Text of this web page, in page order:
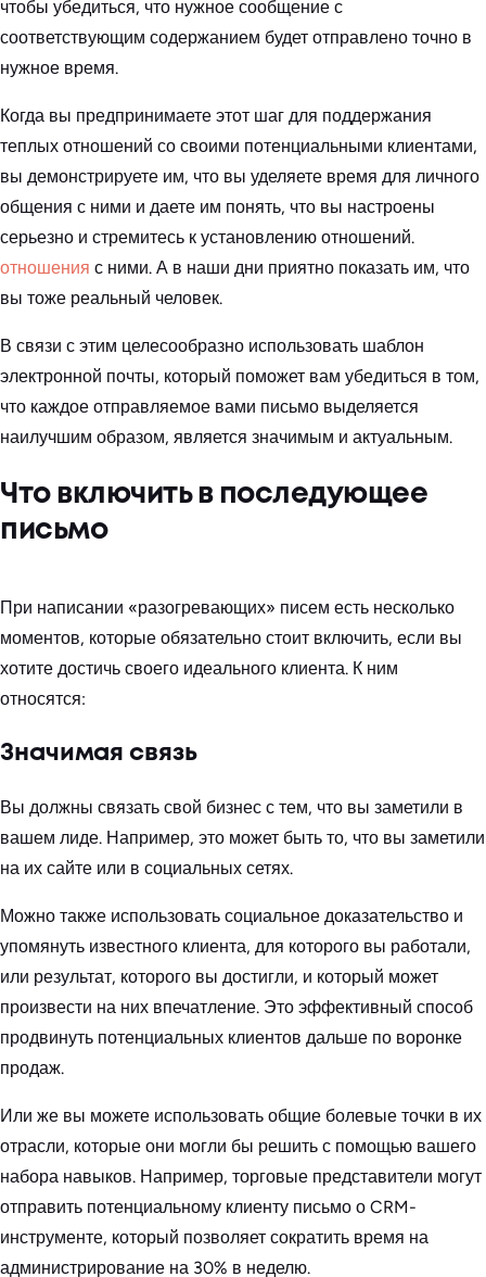
чтобы убедиться, что нужное сообщение с
соответствующим содержанием будет отправлено точно в
нужное время.
Когда вы предпринимаете этот шаг для поддержания
теплых отношений со своими потенциальными клиентами,
вы демонстрируете им, что вы уделяете время для личного
общения с ними и даете им понять, что вы настроены
серьезно и стремитесь к установлению отношений.
отношения с ними. А в наши дни приятно показать им, что
вы тоже реальный человек.
В связи с этим целесообразно использовать шаблон
электронной почты, который поможет вам убедиться в том,
что каждое отправляемое вами письмо выделяется
наилучшим образом, является значимым и актуальным.
Что включить в последующее
письмо
При написании «разогревающих» писем есть несколько
моментов, которые обязательно стоит включить, если вы
хотите достичь своего идеального клиента. К ним
относятся:
Значимая связь
Вы должны связать свой бизнес с тем, что вы заметили в
вашем лиде. Например, это может быть то, что вы заметили
на их сайте или в социальных сетях.
Можно также использовать социальное доказательство и
упомянуть известного клиента, для которого вы работали,
или результат, которого вы достигли, и который может
произвести на них впечатление. Это эффективный способ
продвинуть потенциальных клиентов дальше по воронке
продаж.
Или же вы можете использовать общие болевые точки в их
отрасли, которые они могли бы решить с помощью вашего
набора навыков. Например, торговые представители могут
отправить потенциальному клиенту письмо о CRM-
инструменте, который позволяет сократить время на
администрирование на 30% в неделю.